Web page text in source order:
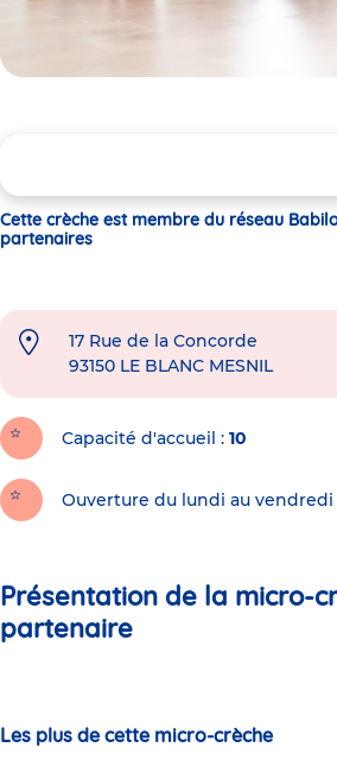
Cette crèche est membre du réseau
partenaires
17 Rue de la Concorde
93150 LE BLANC MESNIL
Capacité d'accueil 10
Ouverture du lundi au vendredi
Présentation de la micro-
partenaire
Les plus de cette micro-crèche